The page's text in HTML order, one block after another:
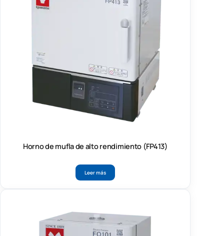
Horno de mufla de alto rendimiento (FP413)
Leer más